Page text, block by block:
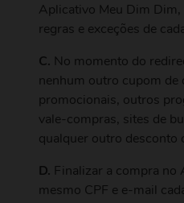
Aplicativo Meu Dim
regras e exceções de
C. No momento do
nenhum outro cupom de
promocionais, outros
vale-compras, sites de
qualquer outro desconto
D. Finalizar a compra no
mesmo CPF e e-mail